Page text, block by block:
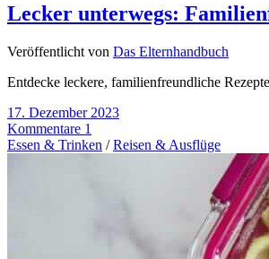
Lecker unterwegs:
Veröffentlicht von Das Elternhandbuch
Entdecke leckere, familienfreundliche
17. Dezember 2023
Kommentare 1
Essen & Trinken /Reisen & Ausflüge